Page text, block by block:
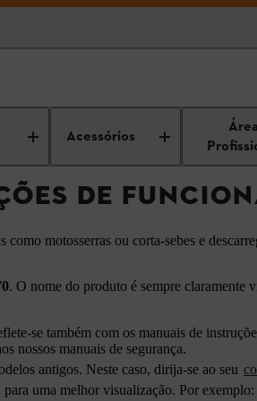
Acessórios
Área
DE
motosserras ou corta-sebes e
. O nome do produto é sempre claramente
se também com os manuais de
nossos manuais de segurança.
antigos. Neste caso, dirija-se ao seu
uma melhor visualização. Por